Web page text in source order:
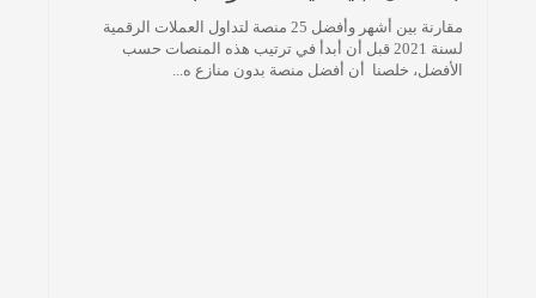
مقارنة بين أشهر وأفضل 25 منصة لتداول العملات الرقمية
لسنة 2021 قبل أن أبدأ في ترتيب هذه المنصات حسب
الأفضل، خلصنا أن أفضل منصة بدون منازع ه...